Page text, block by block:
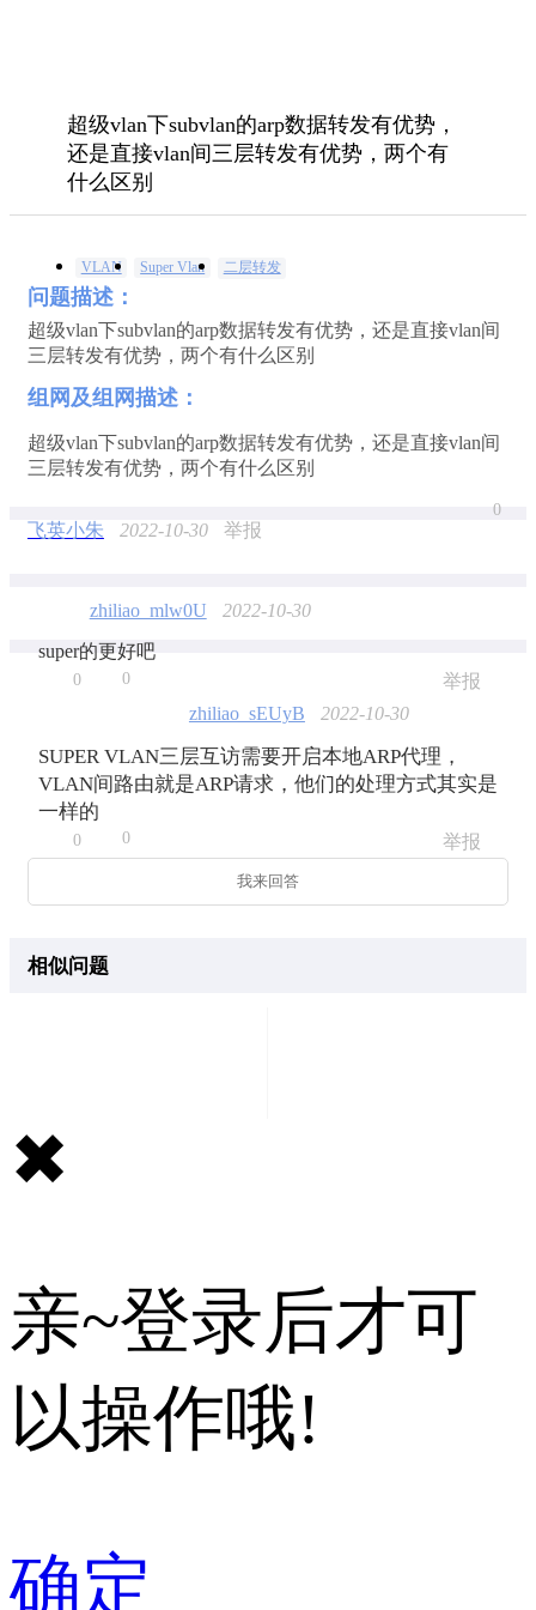
超级vlan下subvlan的arp数据转发有优势，
还是直接vlan间三层转发有优势，两个有
什么区别
VLAN Super Vlan 二层转发
问题描述：
超级vlan下subvlan的arp数据转发有优势，还是直接vlan间
三层转发有优势，两个有什么区别
组网及组网描述：
超级vlan下subvlan的arp数据转发有优势，还是直接vlan间
三层转发有优势，两个有什么区别
飞英小朱 2022-10-30 举报
0
zhiliao_mlw0U 2022-10-30
super的更好吧
0 0
举报
zhiliao_sEUyB
2022-10-30
SUPER VLAN三层互访需要开启本地ARP代理，
VLAN间路由就是ARP请求，他们的处理方式其实是
一样的
0 0 举报
我来回答
相似问题
✖
亲~登录后才可
以操作哦!
确定